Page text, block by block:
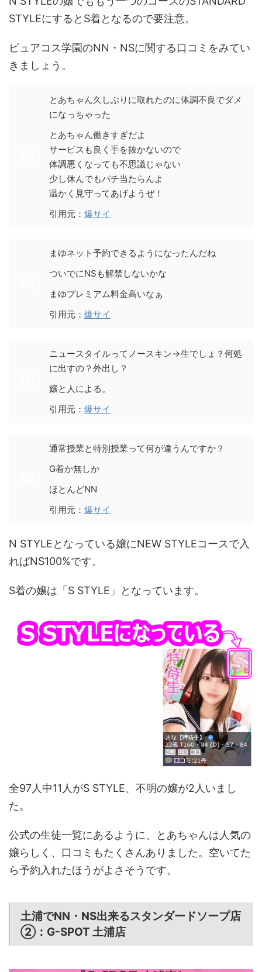
STYLEにするとS着となるので要注意。
ピュアコス学園のNN・NSに関する口コミをみてい
きましょう。
とあちゃん久しぶりに取れたのに体調不良でダメ
になっちゃった
とあちゃん働きすぎだよ
サービスも良く手を抜かないので
体調悪くなっても不思議じゃない
少し休んでもバチ当たらんよ
温かく見守ってあげようぜ！
引用元： 爆サイ
まゆネット予約できるようになったんだね
ついでにNSも解禁しないかな
まゆプレミアム料金高いなぁ
引用元： 爆サイ
ニュースタイルってノースキン→生でしょ？何処
に出すの？外出し？
嬢と人による。
引用元： 爆サイ
通常授業と特別授業って何が違うんですか？
G着か無しか
ほとんどNN
引用元： 爆サイ
N STYLEとなっている嬢にNEW STYLEコースで入
ればNS100%です。
S着の嬢は「S STYLE」となっています。
全97人中11人がS STYLE、不明の嬢が2人いまし
た。
公式の生徒一覧にあるように、とあちゃんは人気の
嬢らしく、口コミもたくさんありました。空いてた
ら予約入れたほうがよさそうです。
土浦でNN・NS出来るスタンダードソープ店
②：G-SPOT 土浦店